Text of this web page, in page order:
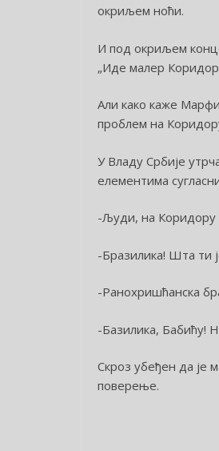
окриљем ноћи.
И под окриљем
„Иде малер
Али како каже
проблем на
У Владу Србије
елементима
-Људи, на Коридору
-Бразилика! Шта ти
-Ранохришћанска
-Базилика, Бабићу!
Скроз убеђен да је
поверење.